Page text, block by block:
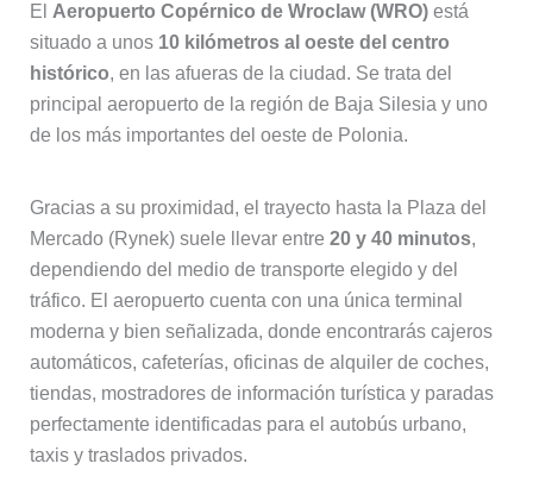
El Aeropuerto Copérnico de Wroclaw (WRO)está
situado a unos 10 kilómetros al oeste del centro
histórico, en las afueras de la ciudad. Se trata del
principal aeropuerto de la región de Baja Silesia y uno
de los más importantes del oeste de Polonia.
Gracias a su proximidad, el trayecto hasta la Plaza del
Mercado (Rynek) suele llevar entre 20 y 40 minutos,
dependiendo del medio de transporte elegido y del
tráfico. El aeropuerto cuenta con una única terminal
moderna y bien señalizada, donde encontrarás cajeros
automáticos, cafeterías, oficinas de alquiler de coches,
tiendas, mostradores de información turística y paradas
perfectamente identificadas para el autobús urbano,
taxis y traslados privados.